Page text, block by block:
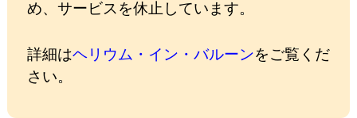
め、サービスを休止しています。
詳細はヘリウム・イン・バルーンをご覧くだ
さい。